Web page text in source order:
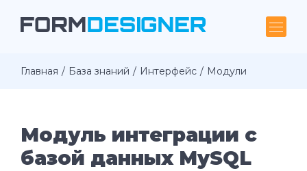
Главная База знаний Интерфейс Модули
Модуль интеграции с
базой данных MySQL